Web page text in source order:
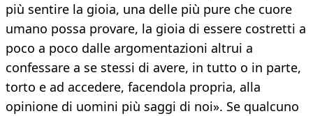
più sentire la gioia, una delle più pure che cuore
umano possa provare, la gioia di essere costretti a
poco a poco dalle argomentazioni altrui a
confessare a se stessi di avere, in tutto o in parte,
torto e ad accedere, facendola propria, alla
opinione di uomini più saggi di noi». Se qualcuno